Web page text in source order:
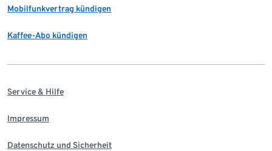
Mobilfunkvertrag kündigen
Kaffee-Abo kündigen
Service & Hilfe
Impressum
Datenschutz und Sicherheit